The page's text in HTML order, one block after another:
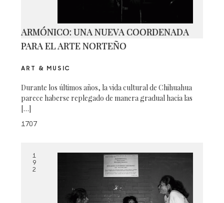
ARMÓNICO: UNA NUEVA COORDENADA
PARA EL ARTE NORTEÑO
ART & MUSIC
Durante los últimos años, la vida cultural de Chihuahua
parece haberse replegado de manera gradual hacia las
[…]
1707
1
9
2